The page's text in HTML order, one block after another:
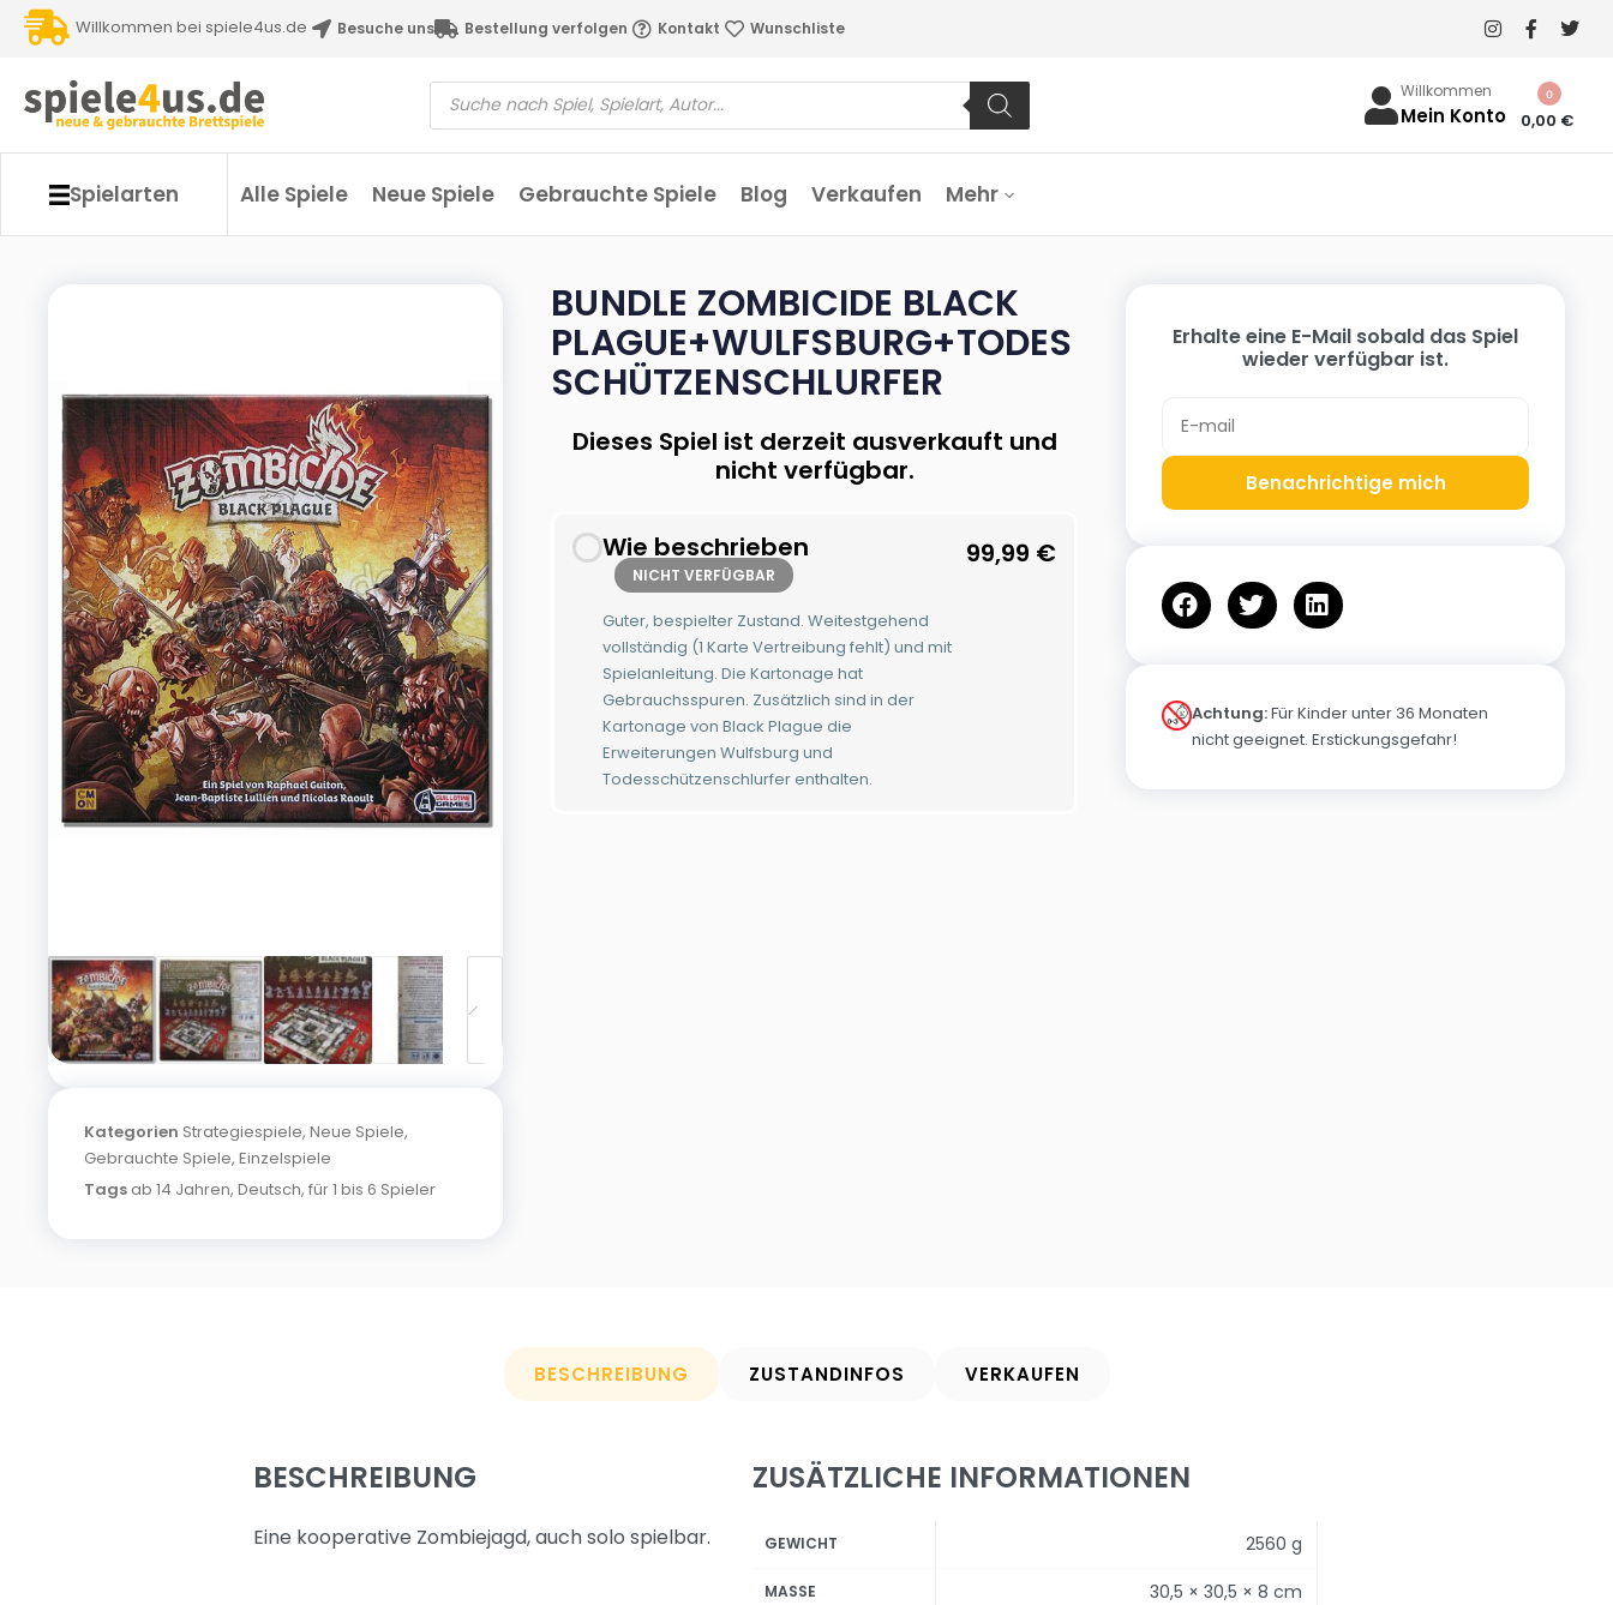
Willkommen bei spiele4us.de Besuche uns Bestellung verfolgen Kontakt Wunschliste
Willkommen
Mein Konto 0,00 €
0
Spielarten Alle Spiele Neue Spiele Gebrauchte Spiele Blog Verkaufen Mehr
Kategorien Strategiespiele, Neue Spiele,
Gebrauchte Spiele, Einzelspiele
Tags ab 14 Jahren, Deutsch, für 1 bis 6 Spieler
BUNDLE ZOMBICIDE BLACK
PLAGUE+WULFSBURG+TODES
SCHÜTZENSCHLURFER
Dieses Spiel ist derzeit ausverkauft und
nicht verfügbar.
Wie beschrieben
NICHT VERFÜGBAR
Guter, bespielter Zustand. Weitestgehend
vollständig (1 Karte Vertreibung fehlt) und mit
Spielanleitung. Die Kartonage hat
Gebrauchsspuren. Zusätzlich sind in der
Kartonage von Black Plague die
Erweiterungen Wulfsburg und
Todesschützenschlurfer enthalten.
99,99 €
Erhalte eine E-Mail sobald das Spiel
wieder verfügbar ist.
Benachrichtige mich
Achtung:Für Kinder unter 36 Monaten
nicht geeignet. Erstickungsgefahr!
BESCHREIBUNG ZUSTANDINFOS VERKAUFEN
BESCHREIBUNG
Eine kooperative Zombiejagd, auch solo spielbar.
ZUSÄTZLICHE INFORMATIONEN
GEWICHT 2560 g
MASSE 30,5 × 30,5 × 8 cm